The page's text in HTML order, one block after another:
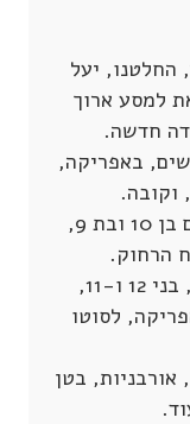
החלטנו, יעל
למסע ארוך
חדשה.
טיול זוגי, 13 חודשים, באפריקה,
וקובה.
ב-2017, עשינו טיול משפחתי עם בן 10 ובת 9,
הרחוק.
ב-2019 עשינו טיול עם הילדים, בני 12 ו-11,
לסוטו
אורבניות, בטן